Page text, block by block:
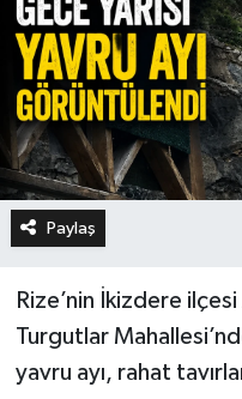
Paylaş
Rize’nin İkizdere
Turgutlar
yavru ayı, rahat